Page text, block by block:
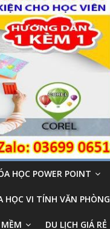
HỌC POWER POINT
HỌC VI TÍNH VĂN PHÒNG
DU LỊCH GIÁ RẺ